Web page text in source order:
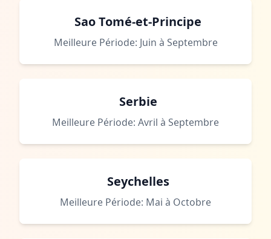
Sao Tomé-et-Principe
Meilleure Période: Juin à Septembre
Serbie
Meilleure Période: Avril à Septembre
Seychelles
Meilleure Période: Mai à Octobre